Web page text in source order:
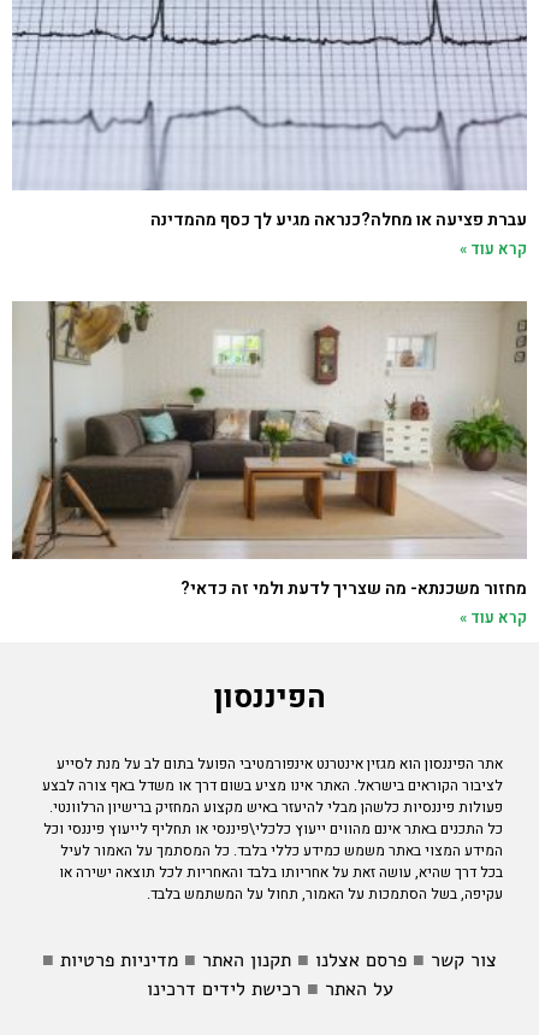
עברת פציעה או מחלה?כנראה מגיע לך כסף מהמדינה
קרא עוד »
מחזור משכנתא- מה שצריך לדעת ולמי זה כדאי?
קרא עוד »
הפיננסון
אתר הפיננסון הוא מגזין אינטרנט אינפורמטיבי הפועל בתום לב על מנת לסייע
לציבור הקוראים בישראל. האתר אינו מציע בשום דרך או משדל באף צורה לבצע
פעולות פיננסיות כלשהן מבלי להיעזר באיש מקצוע המחזיק ברישיון הרלוונטי.
כל התכנים באתר אינם מהווים ייעוץ כלכלי\פיננסי או תחליף לייעוץ פיננסי וכל
המידע המצוי באתר משמש כמידע כללי בלבד. כל המסתמך על האמור לעיל
בכל דרך שהיא, עושה זאת על אחריותו בלבד והאחריות לכל תוצאה ישירה או
עקיפה, בשל הסתמכות על האמור, תחול על המשתמש בלבד.
צור קשר ■ פרסם אצלנו ■ תקנון האתר ■ מדיניות פרטיות ■
על האתר ■ רכישת לידים דרכינו